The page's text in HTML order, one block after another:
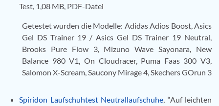
Test, 1,08 MB, PDF-Datei
Getestet wurden die Modelle: Adidas Adios Boost, Asics
Gel DS Trainer 19 / Asics Gel DS Trainer 19 Neutral,
Brooks Pure Flow 3, Mizuno Wave Sayonara, New
Balance 980 V1, On Cloudracer, Puma Faas 300 V3,
Salomon X-Scream, Saucony Mirage 4, Skechers GOrun 3
Spiridon Laufschuhtest Neutrallaufschuhe, “Auf leichten